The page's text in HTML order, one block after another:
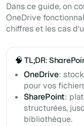
Dans ce guide, on
OneDrive
chiffres et les cas
🧠 TL;DR:
OneDrive:
pour vos
SharePoint:
structurées,
bibliothèque.